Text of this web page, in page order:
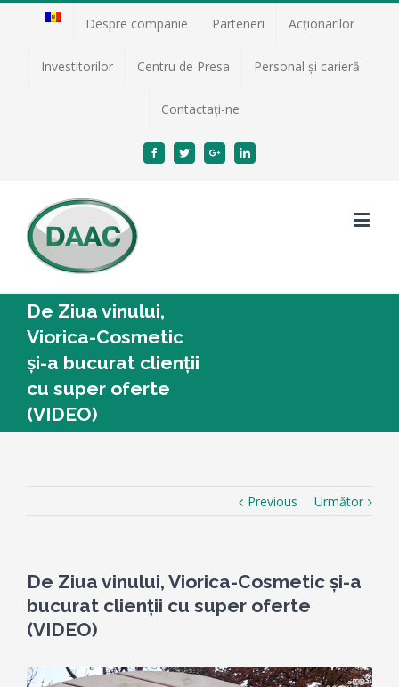
Despre companie Parteneri Acţionarilor
Investitorilor Centru de Presa Personal și carieră
Contactați-ne
FacebookTwitterGoogle+Linkedin
De Ziua vinului,
Viorica-Cosmetic
și-a bucurat clienții
cu super oferte
(VIDEO)
Previous Următor
De Ziua vinului, Viorica-Cosmetic și-a
bucurat clienții cu super oferte
(VIDEO)
View